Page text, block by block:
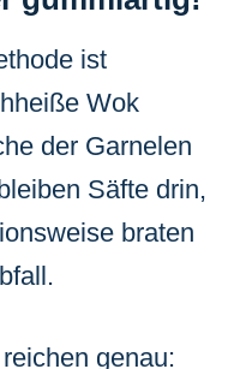
ist
Wok
der Garnelen
Säfte drin,
braten
genau: